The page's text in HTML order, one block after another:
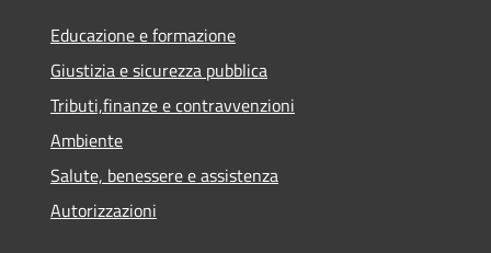
Educazione e formazione
Giustizia e sicurezza pubblica
Tributi,finanze e contravvenzioni
Ambiente
Salute, benessere e assistenza
Autorizzazioni